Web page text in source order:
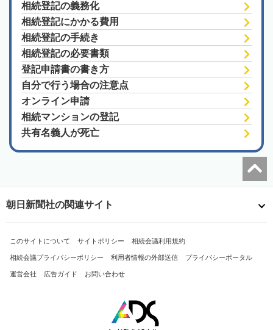
相続登記の義務化
相続登記にかかる費用
相続登記の手続き
相続登記の必要書類
登記申請書の書き方
自分で行う場合の注意点
オンライン申請
相続マンションの登記
共有名義人が死亡
朝日新聞社の関連サイト
このサイトについて サイトポリシー 相続会議利用規約
相続会議プライバシーポリシー 利用者情報の外部送信 プライバシーポータル
運営会社 広告ガイド お問い合わせ